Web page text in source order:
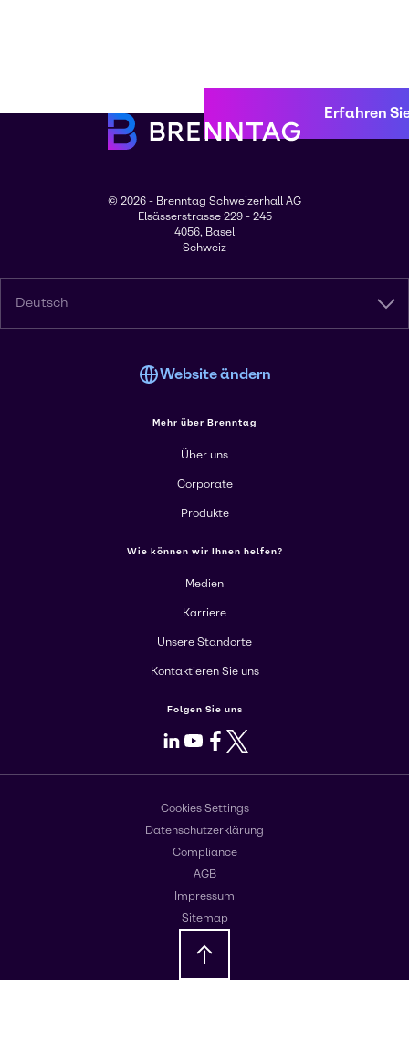
Erfahren
© 2026 - Brenntag Schweizerhall AG
Elsässerstrasse 229 - 245
4056, Basel
Schweiz
Deutsch
Website ändern
Mehr über Brenntag
Über uns
Corporate
Produkte
Wie können wir Ihnen helfen?
Medien
Karriere
Unsere Standorte
Kontaktieren Sie uns
Folgen Sie uns
LinkedIn
Youtube
Facebook
X
Cookies Settings
Datenschutzerklärung
Compliance
AGB
Impressum
Sitemap